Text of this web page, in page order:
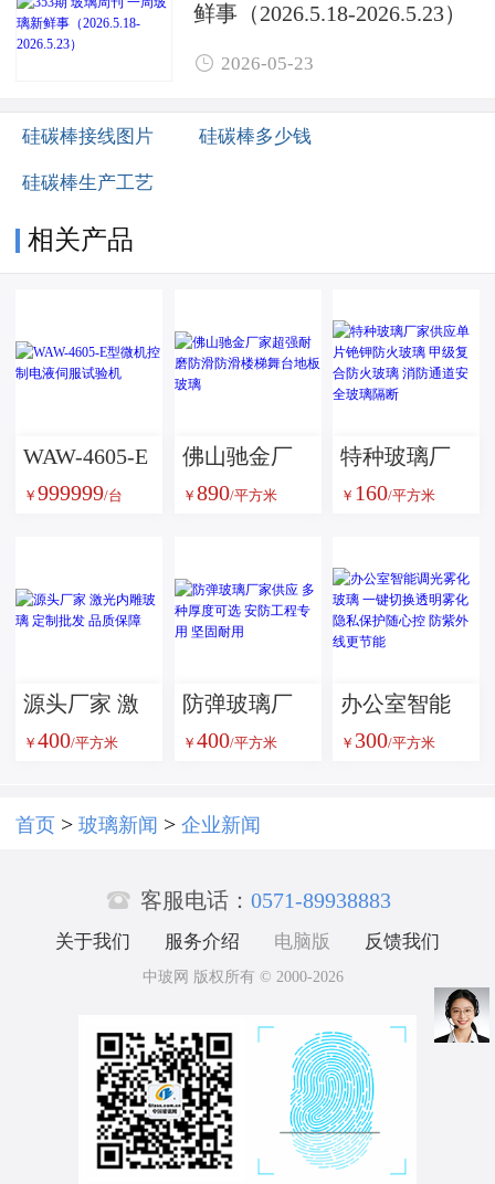
鲜事（2026.5.18-2026.5.23）
 2026-05-23
硅碳棒接线图片 硅碳棒多少钱
硅碳棒生产工艺
相关产品
WAW-4605-E
型微机控制
￥ 999999/台
佛山驰金厂
家超强耐磨
玻璃
￥ 890/平方米
特种玻璃厂
家供应单片
璃 甲级复合
防火玻璃 消
防通道安全
玻璃隔断
￥ 160/平方米
源头厂家 激
光内雕玻璃
质保障
￥ 400/平方米
防弹玻璃厂
家供应 多种
防工程专用
￥ 400/平方米
办公室智能
调光雾化玻
控 防紫外线
更节能
￥ 300/平方米
首页 > 玻璃新闻 > 企业新闻
 客服电话： 0571-89938883
关于我们 服务介绍 电脑版 反馈我们
中玻网 版权所有 © 2000-2026